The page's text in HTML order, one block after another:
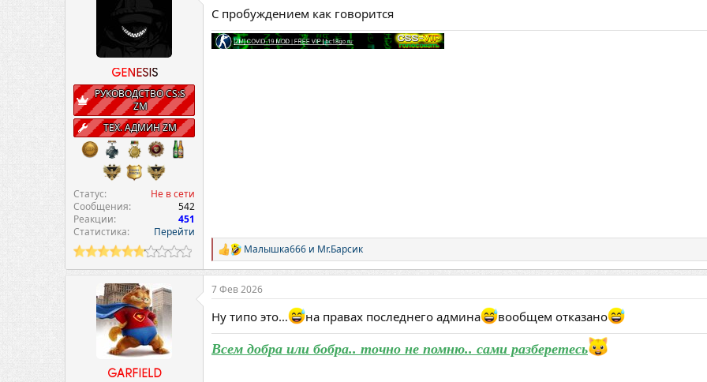
и
и
:
GENESIS
РУКОВОДСТВО CS:S
ZM
ТЕХ. АДМИН ZM
Статус
Не в сети
Сообщения
542
Реакции
451
Статистика
Перейти
С пробуждением как говорится
Р
е
а
к
и
:
Малышка666 и Mr.Барсик
GARFIELD
7 Фев 2026
Ну типо это… на правах последнего админа вообщем отказано
Всем добра или бобра.. точно не помню.. сами разберетесь